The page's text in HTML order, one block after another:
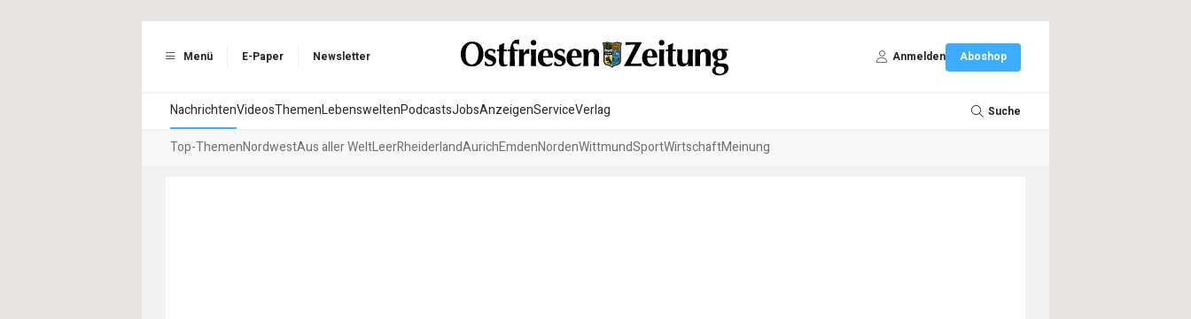
Menü E-Paper Newsletter Anmelden Aboshop
NachrichtenVideosThemenLebensweltenPodcastsJobsAnzeigenServiceVerlag Suche
Top-ThemenNordwestAus aller WeltLeerRheiderlandAurichEmdenNordenWittmundSportWirtschaftMeinung